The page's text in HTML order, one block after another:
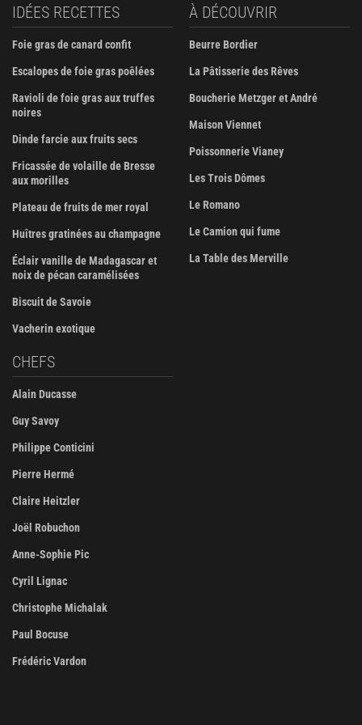
IDÉES RECETTES
Foie gras de canard confit
Escalopes de foie gras poêlées
Ravioli de foie gras aux truffes
noires
Dinde farcie aux fruits secs
Fricassée de volaille de Bresse
aux morilles
Plateau de fruits de mer royal
Huîtres gratinées au champagne
Éclair vanille de Madagascar et
noix de pécan caramélisées
Biscuit de Savoie
Vacherin exotique
À DÉCOUVRIR
Beurre Bordier
La Pâtisserie des Rêves
Boucherie Metzger et André
Maison Viennet
Poissonnerie Vianey
Les Trois Dômes
Le Romano
Le Camion qui fume
La Table des Merville
CHEFS
Alain Ducasse
Guy Savoy
Philippe Conticini
Pierre Hermé
Claire Heitzler
Joël Robuchon
Anne-Sophie Pic
Cyril Lignac
Christophe Michalak
Paul Bocuse
Frédéric Vardon